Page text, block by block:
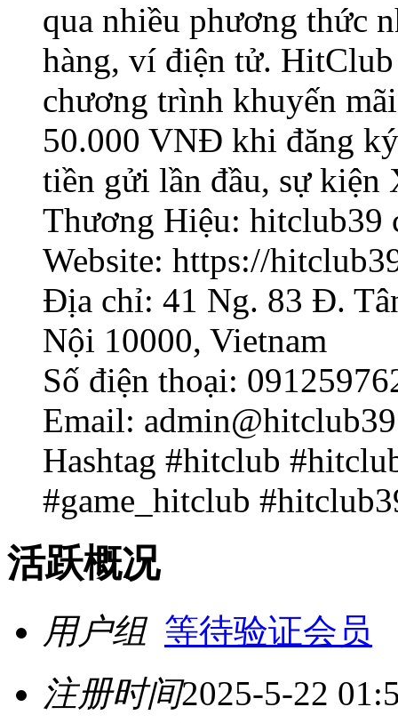
qua nhiều phương thức
hàng, ví điện tử.
chương trình khuyến
50.000 VNĐ khi đăng
tiền gửi lần đầu, sự kiện
Thương Hiệu: hitclub39
Website: https://
Địa chỉ: 41 Ng. 83 Đ.
Nội 10000, Vietnam
Số điện thoại:
Email:
Hashtag #hitclub
#game_hitclub
活跃概况
用户组 等待验证会员
注册时间2025-5-22